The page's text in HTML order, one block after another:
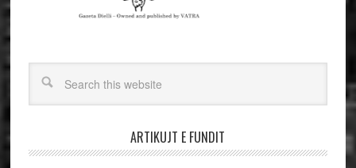
ARTIKUJT E FUNDIT